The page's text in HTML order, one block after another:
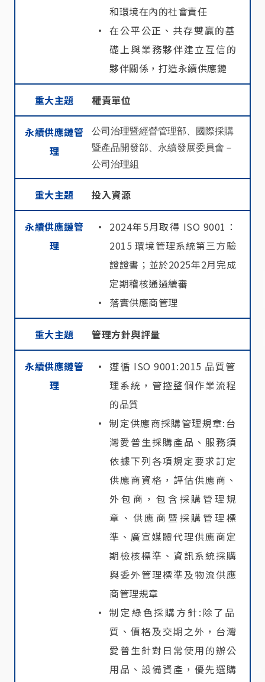
和環境在內的社會責任
在公平公正、共存雙贏的基
礎上與業務夥伴建立互信的
夥伴關係，打造永續供應鏈
重大主題 權責單位
永續供應鏈管
理
公司治理暨經營管理部、國際採購
暨產品開發部、永續發展委員會－
公司治理組
重大主題 投入資源
永續供應鏈管
理
2024年5月取得 ISO 9001：
2015 環境管理系統第三方驗
證證書；並於2025年2月完成
定期稽核通過續審
落實供應商管理
重大主題 管理方針與評量
永續供應鏈管
理
遵循 ISO 9001:2015 品質管
理系統，管控整個作業流程
的品質
制定供應商採購管理規章:台
灣愛普生採購產品、服務須
依據下列各項規定要求訂定
供應商資格，評估供應商、
外包商，包含採購管理規
章、供應商暨採購管理標
準、廣宣媒體代理供應商定
期檢核標準、資訊系統採購
與委外管理標準及物流供應
商管理規章
制定綠色採購方針:除了品
質、價格及交期之外，台灣
愛普生針對日常使用的辦公
用品、設備資產，優先選購